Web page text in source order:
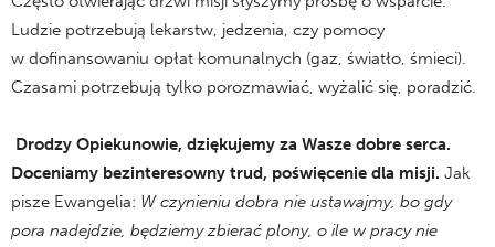
Ludzie potrzebują lekarstw, jedzenia, czy pomocy
w dofinansowaniu opłat komunalnych (gaz, światło, śmieci).
Czasami potrzebują tylko porozmawiać, wyżalić się, poradzić.
Drodzy Opiekunowie, dziękujemy za Wasze dobre serca.
Doceniamy bezinteresowny trud, poświęcenie dla misji. Jak
pisze Ewangelia: W czynieniu dobra nie ustawajmy, bo gdy
pora nadejdzie, będziemy zbierać plony, o ile w pracy nie